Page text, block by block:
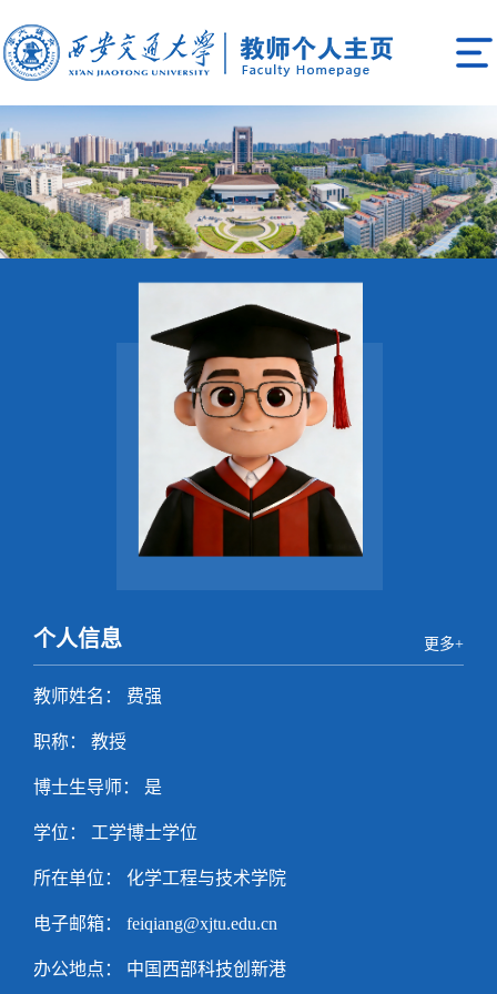
个人信息 更多+
教师姓名： 费强
职称： 教授
博士生导师： 是
学位： 工学博士学位
所在单位： 化学工程与技术学院
电子邮箱： feiqiang@xjtu.edu.cn
办公地点： 中国西部科技创新港